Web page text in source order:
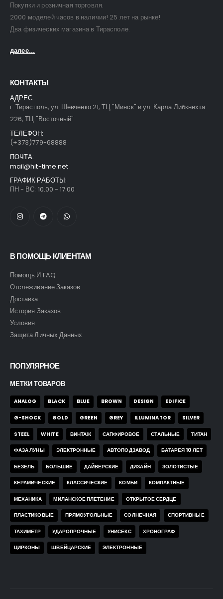
Покупки и розничная торговля.
2000 моделей часов в наличии! 25 лет на рынке!
Два физических магазина в Тирасполе.
далее...
КОНТАКТЫ
АДРЕС:
г. Тирасполь, ул. Шевченко 21, ТЦ "Минск" и ул. Карла Либкнехта
226, ТЦ "Восточный"
ТЕЛЕФОН:
(+373)779-68888
ПОЧТА:
mail@hit-time.net
ГРАФИК РАБОТЫ:
ПН - ВС: 10.00 - 17.00
В ПОМОЩЬ КЛИЕНТАМ
Помощь И FAQ
Отслеживание Заказов
Доставка
История Заказов
Условия
Защита Личных Данных
ПОПУЛЯРНОЕ
МЕТКИ ТОВАРОВ
ANALOG BLACK BLUE BROWN DESIGN EDIFICE
G-SHOCK GOLD GREEN GREY ILLUMINATOR SILVER
STEEL WHITE ВИНТАЖ САПФИРОВОЕ СТАЛЬНЫЕ ТИТАН
ФАЗА ЛУНЫ ЭЛЕКТРОННЫЕ АВТОПОДЗАВОД БАТАРЕЯ 10 ЛЕТ
БЕЗЕЛЬ БОЛЬШИЕ ДАЙВЕРСКИЕ ДИЗАЙН ЗОЛОТИСТЫЕ
КЕРАМИЧЕСКИЕ КЛАССИЧЕСКИЕ КОМБИ КОМПАКТНЫЕ
МЕХАНИКА МИЛАНСКОЕ ПЛЕТЕНИЕ ОТКРЫТОЕ СЕРДЦЕ
ПЛАСТИКОВЫЕ ПРЯМОУГОЛЬНЫЕ СОЛНЕЧНАЯ СПОРТИВНЫЕ
ТАХИМЕТР УДАРОПРОЧНЫЕ УНИСЕКС ХРОНОГРАФ
ЦИРКОНЫ ШВЕЙЦАРСКИЕ ЭЛЕКТРОННЫЕ